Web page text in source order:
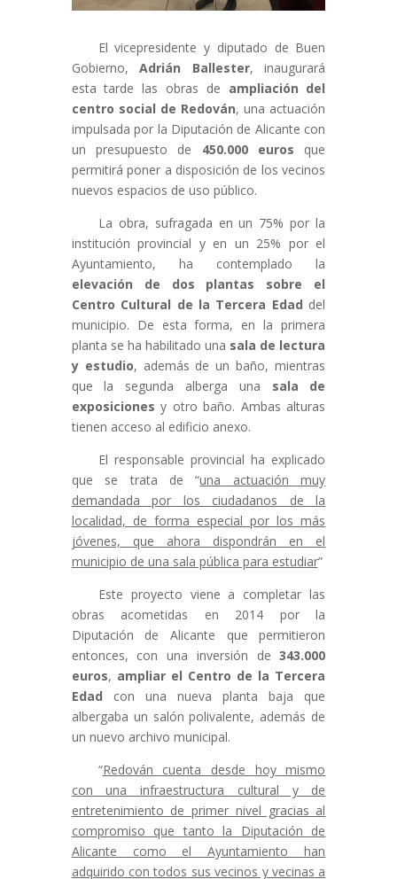
El vicepresidente y diputado de Buen
Gobierno,Adrián Ballester, inaugurará
esta tarde las obras de ampliación del
centro social de Redován, una actuación
impulsada por la Diputación de Alicante con
un presupuesto de 450.000 euros que
permitirá poner a disposición de los vecinos
nuevos espacios de uso público.
La obra, sufragada en un 75% por la
institución provincial y en un 25% por el
Ayuntamiento, ha contemplado la
elevación de dos plantas sobre el
Centro Cultural de la Tercera Edad del
municipio. De esta forma, en la primera
planta se ha habilitado una sala de lectura
y estudio, además de un baño, mientras
que la segunda alberga una sala de
exposiciones y otro baño. Ambas alturas
tienen acceso al edificio anexo.
El responsable provincial ha explicado
que se trata de “una actuación muy
demandada por los ciudadanos de la
localidad, de forma especial por los más
jóvenes, que ahora dispondrán en el
municipio de una sala pública para estudiar”
Este proyecto viene a completar las
obras acometidas en 2014 por la
Diputación de Alicante que permitieron
entonces, con una inversión de343.000
euros, ampliar el Centro de la Tercera
Edad con una nueva planta baja que
albergaba un salón polivalente, además de
un nuevo archivo municipal.
“Redován cuenta desde hoy mismo
con una infraestructura cultural y de
entretenimiento de primer nivel gracias al
compromiso que tanto la Diputación de
Alicante como el Ayuntamiento han
adquirido con todos sus vecinos y vecinas a